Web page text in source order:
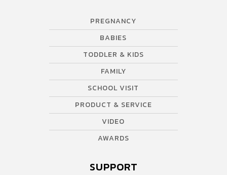
PREGNANCY
BABIES
TODDLER & KIDS
FAMILY
SCHOOL VISIT
PRODUCT & SERVICE
VIDEO
AWARDS
SUPPORT